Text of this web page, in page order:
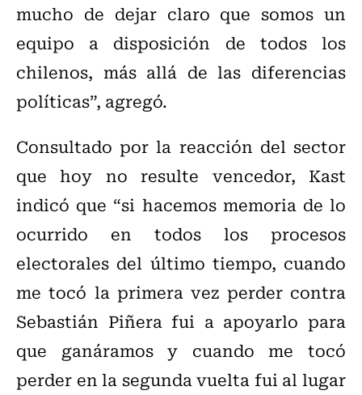
mucho de dejar claro que somos un
equipo a disposición de todos los
chilenos, más allá de las diferencias
políticas”, agregó.
Consultado por la reacción del sector
que hoy no resulte vencedor, Kast
indicó que “si hacemos memoria de lo
ocurrido en todos los procesos
electorales del último tiempo, cuando
me tocó la primera vez perder contra
Sebastián Piñera fui a apoyarlo para
que ganáramos y cuando me tocó
perder en la segunda vuelta fui al lugar